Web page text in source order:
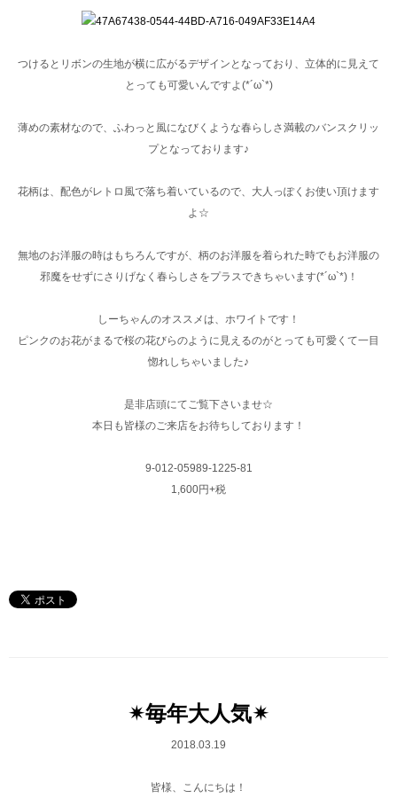
つけるとリボンの生地が横に広がるデザインとなっており、立体的に見えて
とっても可愛いんですよ(*´ω`*)
薄めの素材なので、ふわっと風になびくような春らしさ満載のバンスクリッ
プとなっております♪
花柄は、配色がレトロ風で落ち着いているので、大人っぽくお使い頂けます
よ☆
無地のお洋服の時はもちろんですが、柄のお洋服を着られた時でもお洋服の
邪魔をせずにさりげなく春らしさをプラスできちゃいます(*´ω`*)！
しーちゃんのオススメは、ホワイトです！
ピンクのお花がまるで桜の花びらのように見えるのがとっても可愛くて一目
惚れしちゃいました♪
是非店頭にてご覧下さいませ☆
本日も皆様のご来店をお待ちしております！
9-012-05989-1225-81
1,600円+税
✴︎毎年大人気✴︎
2018.03.19
皆様、こんにちは！